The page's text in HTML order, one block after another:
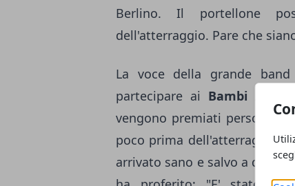
Berlino. Il portellone
dell'atterraggio. Pare che
La voce della grande
partecipare ai Bambi Awards
vengono premiati
poco prima dell'atterraggio
arrivato sano e salvo a